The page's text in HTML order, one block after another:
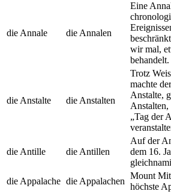
die Annale die Annalen
Eine
wir mal,
behandelt.
die Anstalte die Anstalten
Trotz
machte
Anstalte,
Anstalten,
„Tag der
die Antille die Antillen
Auf der
dem 16.
die Appalache die Appalachen
Mount
höchste